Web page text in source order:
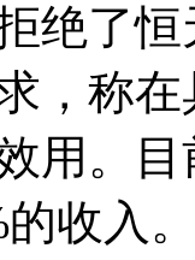
绝了
，称
用。目
收入